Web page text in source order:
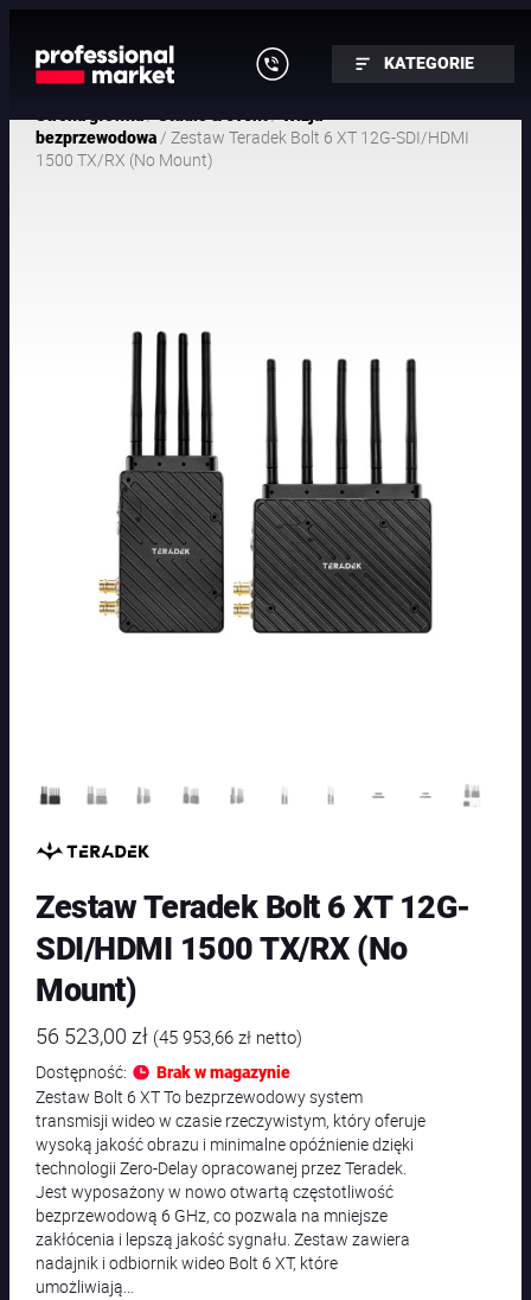
KATEGORIE
/ /
bezprzewodowa/ Zestaw Teradek Bolt 6 XT 12G-SDI/HDMI
1500 TX/RX (No Mount)
Zestaw Teradek Bolt 6 XT 12G-
SDI/HDMI 1500 TX/RX (No
Mount)
56 523,00zł (45 953,66zł netto)
Dostępność:
Brak w magazynie
Zestaw Bolt 6 XT To bezprzewodowy system
transmisji wideo w czasie rzeczywistym, który oferuje
wysoką jakość obrazu i minimalne opóźnienie dzięki
technologii Zero-Delay opracowanej przez Teradek.
Jest wyposażony w nowo otwartą częstotliwość
bezprzewodową 6 GHz, co pozwala na mniejsze
zakłócenia i lepszą jakość sygnału. Zestaw zawiera
nadajnik i odbiornik wideo Bolt 6 XT, które
umożliwiają…